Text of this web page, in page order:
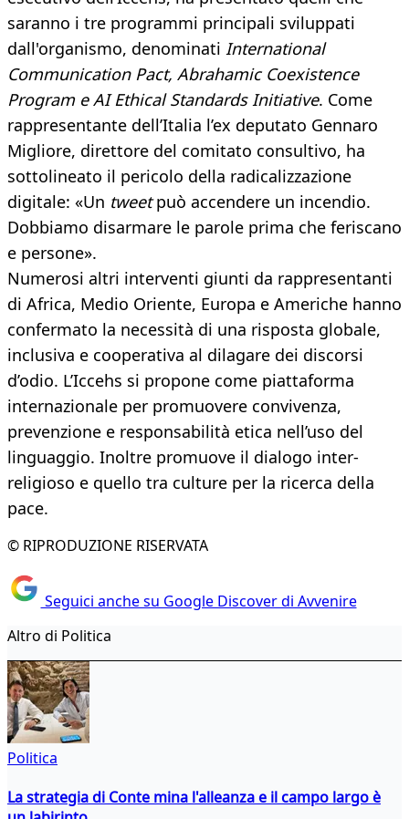
saranno i tre programmi principali sviluppati
dall'organismo, denominati International
Communication Pact, Abrahamic Coexistence
Program e AI Ethical Standards Initiative. Come
rappresentante dell’Italia l’ex deputato Gennaro
Migliore, direttore del comitato consultivo, ha
sottolineato il pericolo della radicalizzazione
digitale: «Un tweetpuò accendere un incendio.
Dobbiamo disarmare le parole prima che feriscano
e persone».
Numerosi altri interventi giunti da rappresentanti
di Africa, Medio Oriente, Europa e Americhe hanno
confermato la necessità di una risposta globale,
inclusiva e cooperativa al dilagare dei discorsi
d’odio. L’Iccehs si propone come piattaforma
internazionale per promuovere convivenza,
prevenzione e responsabilità etica nell’uso del
linguaggio. Inoltre promuove il dialogo inter-
religioso e quello tra culture per la ricerca della
pace.
© RIPRODUZIONE RISERVATA
Seguici anche su Google Discover di Avvenire
Altro di Politica
Politica
La strategia di Conte mina l'alleanza e il campo largo è